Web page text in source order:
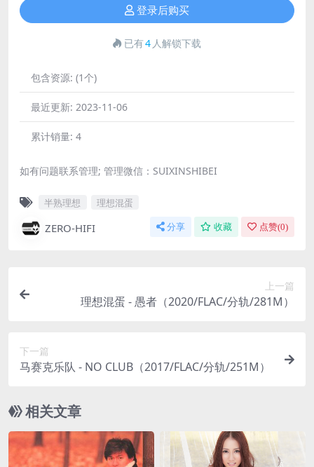
登录后购买
已有4 人解锁下载
包含资源: (1个)
最近更新: 2023-11-06
累计销量: 4
如有问题联系管理; 管理微信：SUIXINSHIBEI
半熟理想 理想混蛋
ZERO-HIFI 分享 收藏 点赞(0)
上一篇
理想混蛋 - 愚者（2020/FLAC/分轨/281M）
下一篇
马赛克乐队 - NO CLUB（2017/FLAC/分轨/251M）
相关文章